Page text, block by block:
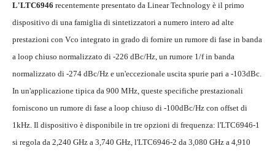
L'LTC6946 recentemente presentato da Linear Technology è il primo
dispositivo di una famiglia di sintetizzatori a numero intero ad alte
prestazioni con Vco integrato in grado di fornire un rumore di fase in banda
a loop chiuso normalizzato di -226 dBc/Hz, un rumore 1/f in banda
normalizzato di -274 dBc/Hz e un'eccezionale uscita spurie pari a -103dBc.
In un'applicazione tipica da 900 MHz, queste specifiche prestazionali
forniscono un rumore di fase a loop chiuso di -100dBc/Hz con offset di
1kHz. Il dispositivo è disponibile in tre opzioni di frequenza: l'LTC6946-1
si regola da 2,240 GHz a 3,740 GHz, l'LTC6946-2 da 3,080 GHz a 4,910